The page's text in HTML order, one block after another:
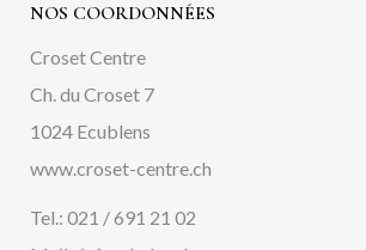
NOS COORDONNÉES
Croset Centre
Ch. du Croset 7
1024 Ecublens
www.croset-centre.ch
Tel.: 021 / 691 21 02